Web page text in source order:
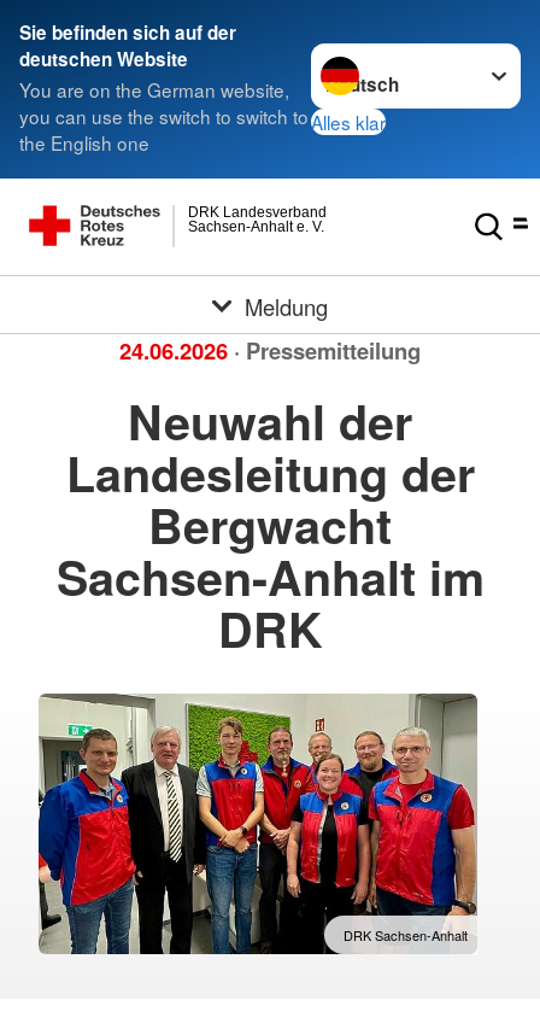
Sie befinden sich auf der
deutschen Website
You are on the German website,
you can use the switch to switch to
the English one
Sprache wechseln zu
Alles klar
Sachsen-Anhalt e. V.
DRK Landesverband
Meldung
24.06.2026 · Pressemitteilung
Neuwahl der
Landesleitung der
Bergwacht
Sachsen-Anhalt im
DRK
DRK Sachsen-Anhalt